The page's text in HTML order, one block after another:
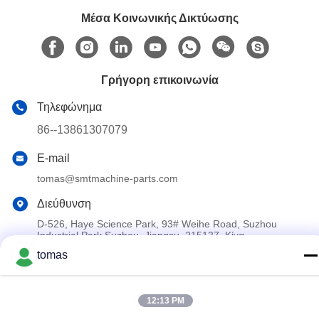
Μέσα Κοινωνικής Δικτύωσης
Γρήγορη επικοινωνία
Τηλεφώνημα
86--13861307079
E-mail
tomas@smtmachine-parts.com
Διεύθυνση
D-526, Haye Science Park, 93# Weihe Road, Suzhou
Industrial Park Suzhou, Jiangsu, 215127, Κίνα
Κίνα Καλό Ποιότητα Μέρη μηχανών SMT Προμηθευτής. 2017-
tomas
12:13 PM